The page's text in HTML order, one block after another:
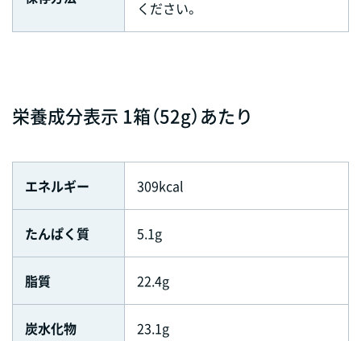
ください。
栄養成分表示 1箱（52g）あたり
エネルギー 309kcal
たんぱく質 5.1g
脂質 22.4g
炭水化物 23.1g